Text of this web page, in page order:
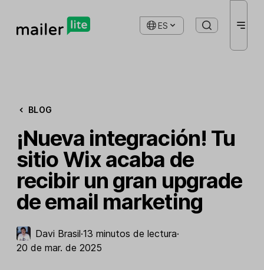
ES
BLOG
¡Nueva integración! Tu
sitio Wix acaba de
recibir un gran upgrade
de email marketing
Davi Brasil·13 minutos de lectura·
20 de mar. de 2025